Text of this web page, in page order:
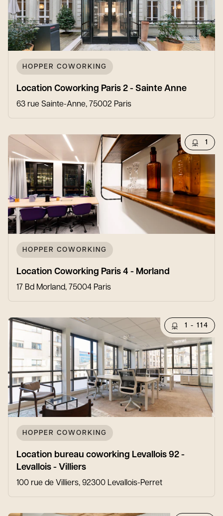
HOPPER COWORKING
Location Coworking Paris 2 - Sainte Anne
63 rue Sainte-Anne, 75002 Paris
1
HOPPER COWORKING
Location Coworking Paris 4 - Morland
17 Bd Morland, 75004 Paris
1 - 114
HOPPER COWORKING
Location bureau coworking Levallois 92 -
Levallois - Villiers
100 rue de Villiers, 92300 Levallois-Perret